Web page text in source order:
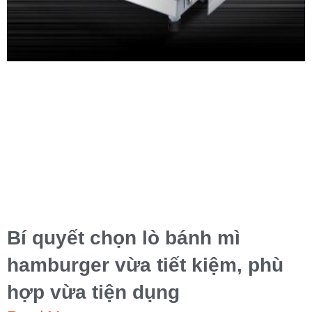
Bí quyết chọn lò bánh mì
hamburger vừa tiết kiệm, phù
hợp vừa tiện dụng